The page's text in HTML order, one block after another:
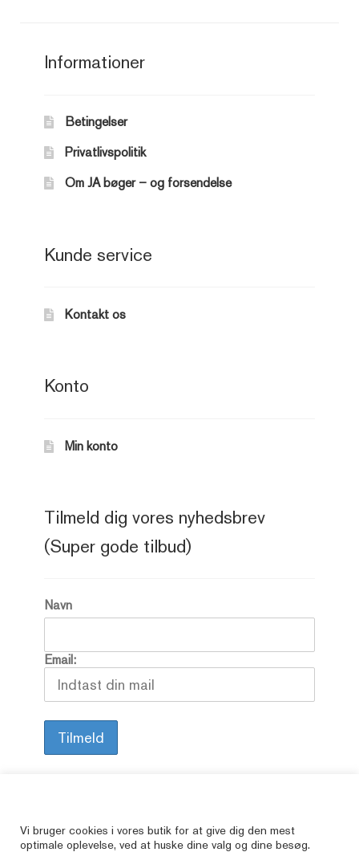
Alle vore varer er brugte, så her kan du finde
Informationer
Betingelser
Privatlivspolitik
Om JA bøger – og forsendelse
Kunde service
Kontakt os
Konto
Min konto
Tilmeld dig vores nyhedsbrev
(Super gode tilbud)
Navn
Email:
Vi bruger cookies i vores butik for at give dig den mest
optimale oplevelse, ved at huske dine valg og dine besøg.